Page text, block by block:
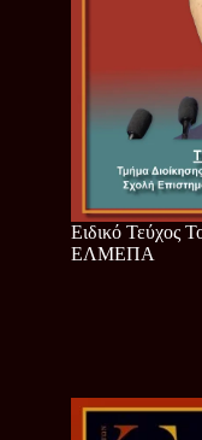
Ειδικό Τεύχος
ΕΛΜΕΠΑ